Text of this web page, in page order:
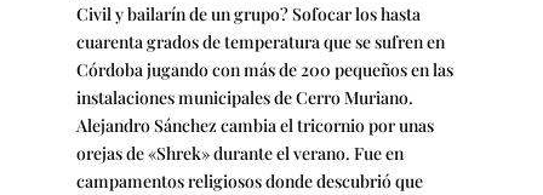
Civil y bailarín de un grupo? Sofocar los hasta
cuarenta grados de temperatura que se sufren en
Córdoba jugando con más de 200 pequeños en las
instalaciones municipales de Cerro Muriano.
Alejandro Sánchez cambia el tricornio por unas
orejas de «Shrek» durante el verano. Fue en
campamentos religiosos donde descubrió que